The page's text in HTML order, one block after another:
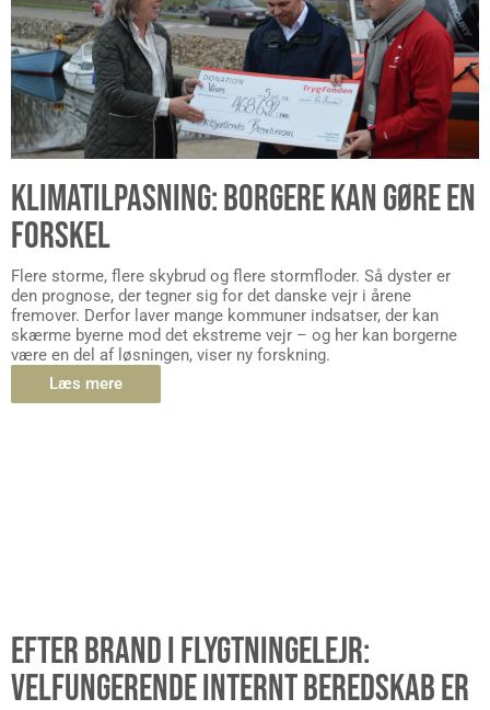
KLIMATILPASNING: BORGERE KAN GØRE EN
FORSKEL
Flere storme, flere skybrud og flere stormfloder. Så dyster er
den prognose, der tegner sig for det danske vejr i årene
fremover. Derfor laver mange kommuner indsatser, der kan
skærme byerne mod det ekstreme vejr – og her kan borgerne
være en del af løsningen, viser ny forskning.
Læs mere
EFTER BRAND I FLYGTNINGELEJR:
VELFUNGERENDE INTERNT BEREDSKAB ER